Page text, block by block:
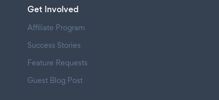
Get Involved
Affiliate Program
Success Stories
Feature Requests
Guest Blog Post